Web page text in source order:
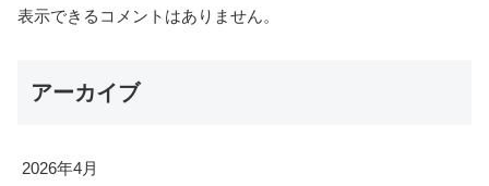
表示できるコメントはありません。
アーカイブ
2026年4月